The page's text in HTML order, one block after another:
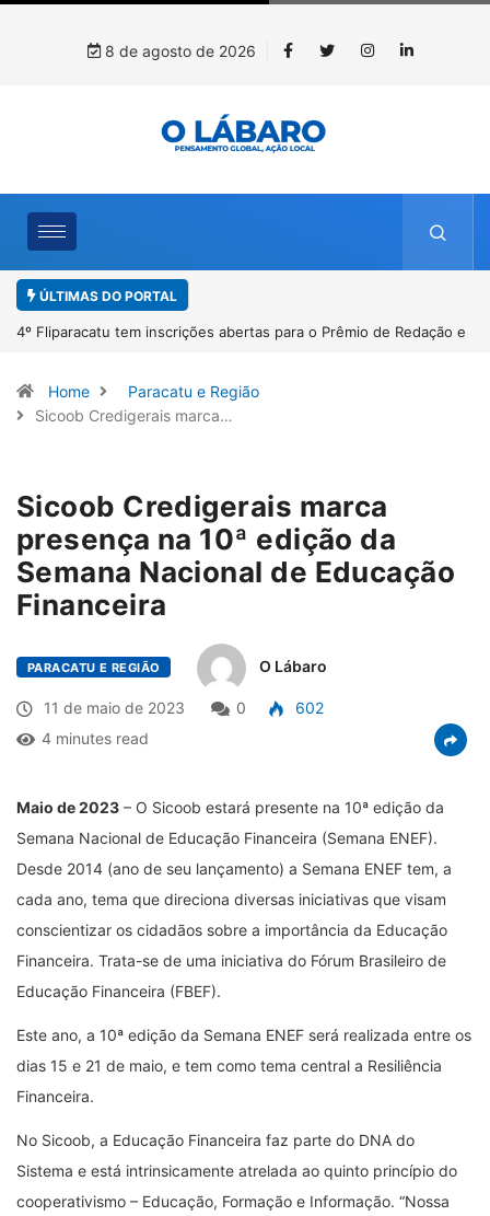
8 de agosto de 2026
ÚLTIMAS DO PORTAL
Paracatu caminha pelos 20 anos da Lei Maria da Penha
Home
Paracatu e Região
Sicoob Credigerais marca…
Sicoob Credigerais marca
presença na 10ª edição da
Semana Nacional de Educação
Financeira
PARACATU E REGIÃO O Lábaro
11 de maio de 2023 0
602
4 minutes read
Maio de 2023 – O Sicoob estará presente na 10ª edição da
Semana Nacional de Educação Financeira (Semana ENEF).
Desde 2014 (ano de seu lançamento) a Semana ENEF tem, a
cada ano, tema que direciona diversas iniciativas que visam
conscientizar os cidadãos sobre a importância da Educação
Financeira. Trata-se de uma iniciativa do Fórum Brasileiro de
Educação Financeira (FBEF).
Este ano, a 10ª edição da Semana ENEF será realizada entre os
dias 15 e 21 de maio, e tem como tema central a Resiliência
Financeira.
No Sicoob, a Educação Financeira faz parte do DNA do
Sistema e está intrinsicamente atrelada ao quinto princípio do
cooperativismo – Educação, Formação e Informação. “Nossa